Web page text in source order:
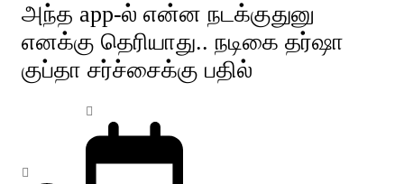
அந்த app-ல் என்ன நடக்குதுனு
எனக்கு தெரியாது.. நடிகை தர்ஷா
குப்தா சர்ச்சைக்கு பதில்